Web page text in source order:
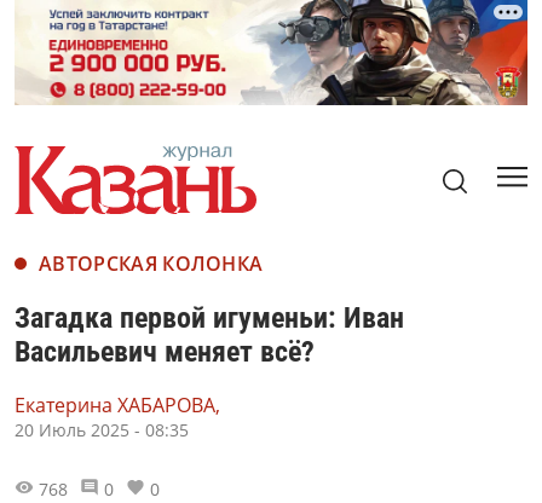
АВТОРСКАЯ КОЛОНКА
Загадка первой игуменьи: Иван
Васильевич меняет всё?
Екатерина ХАБАРОВА,
20 Июль 2025 - 08:35
768 0 0